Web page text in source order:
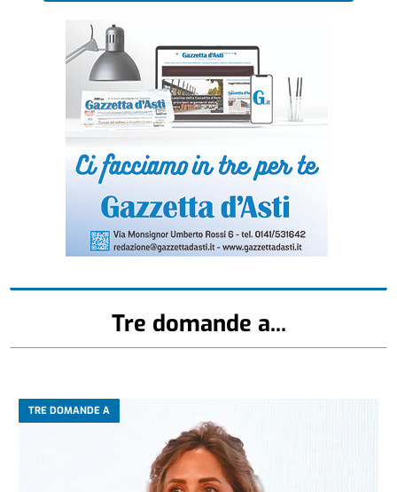
Tre domande a...
TRE DOMANDE A